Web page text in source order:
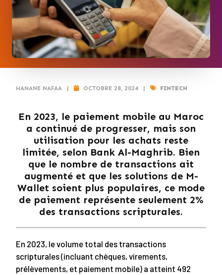
HANANE NAFAA | OCTOBRE 28, 2024 | FINTECH
En 2023, le paiement mobile au Maroc
a continué de progresser, mais son
utilisation pour les achats reste
limitée, selon Bank Al-Maghrib. Bien
que le nombre de transactions ait
augmenté et que les solutions de M-
Wallet soient plus populaires, ce mode
de paiement représente seulement 2%
des transactions scripturales.
En 2023, le volume total des transactions
scripturales (incluant chèques, virements,
prélèvements, et paiement mobile) a atteint 492